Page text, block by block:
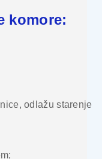
komore:
odlažu starenje i